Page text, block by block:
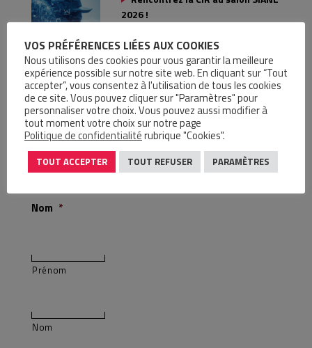
2026 !
15 octobre 2026 au Salon SIANE au
MEETT Toulouse, pour vous faire
découvrir les gammes Cobotique,
Automatisme, Pneumatique et
Hydraulique.
LIRE LA SUITE
NOUS ÉCRIRE
Nom *
Prénom
Nom
VOS PRÉFÉRENCES LIÉES AUX COOKIES
Nous utilisons des cookies pour vous garantir la meilleure
expérience possible sur notre site web. En cliquant sur “Tout
accepter”, vous consentez à l'utilisation de tous les cookies
de ce site. Vous pouvez cliquer sur "Paramètres" pour
personnaliser votre choix. Vous pouvez aussi modifier à
tout moment votre choix sur notre page
Politique de confidentialitérubrique "Cookies".
TOUT ACCEPTER TOUT REFUSER PARAMÈTRES